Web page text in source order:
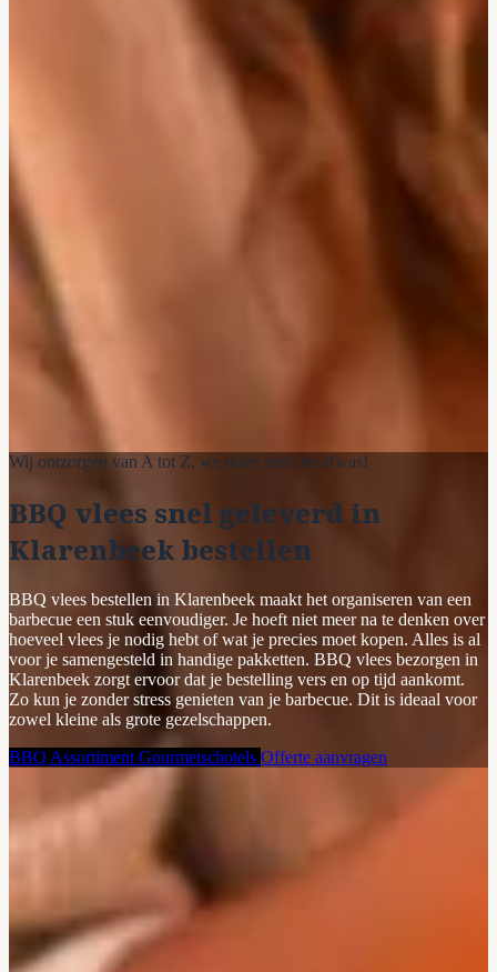
Wij ontzorgen van A tot Z, we doen zelfs de afwas!
BBQ vlees snel geleverd in
Klarenbeek bestellen
BBQ vlees bestellen in Klarenbeek maakt het organiseren van een
barbecue een stuk eenvoudiger. Je hoeft niet meer na te denken over
hoeveel vlees je nodig hebt of wat je precies moet kopen. Alles is al
voor je samengesteld in handige pakketten. BBQ vlees bezorgen in
Klarenbeek zorgt ervoor dat je bestelling vers en op tijd aankomt.
Zo kun je zonder stress genieten van je barbecue. Dit is ideaal voor
zowel kleine als grote gezelschappen.
BBQ Assortiment Gourmetschotels Offerte aanvragen